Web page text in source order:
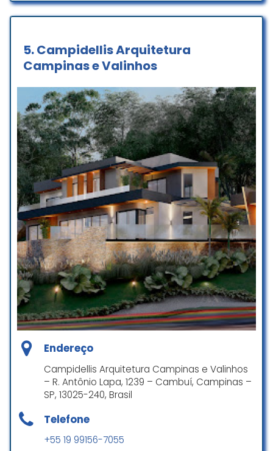
Super recomendo!
Fiquei muito impressionada com o
trabalho desse escritório. Desde o
começo, a equipe foi super
atenciosa, ouvindo todas as
minhas ideias e sugerindo
soluções criativas. O projeto ficou
incrível e atendeu todas as minhas
expectativas, com um toque de
originalidade que eu não esperava.
Além disso, o prazo foi cumprido
certinho e a comunicação durante
todo o processo foi excelente.
Estou muito satisfeita e
definitivamente recomendarei a
todos!
Laís Pelizer Fressatto
☆ 5/5
Fiquei extremamente satisfeita
com o trabalho do escritório! A
equipe de arquitetos é super
exatamente o que eu queria para
o meu projeto. O atendimento foi
5.Campidellis Arquitetura
Campinas e Valinhos
Endereço
Campidellis Arquitetura Campinas e Valinhos
– R. Antônio Lapa, 1239 – Cambuí, Campinas –
SP, 13025-240, Brasil
Telefone
+55 19 99156-7055